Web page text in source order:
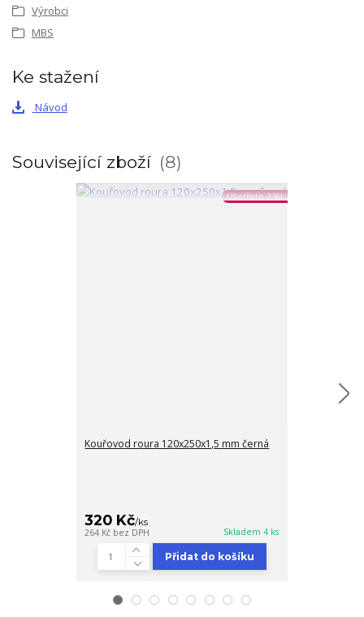
Výrobci
MBS
Ke stažení
Návod
Související zboží 8
Ušetřete 2 %!
Kouřovod roura 120x250x1,5 mm černá
320 Kč/ks
264 Kč bez DPH Skladem 4 ks
Přidat do košíku